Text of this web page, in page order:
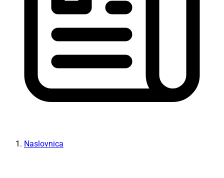
Naslovnica